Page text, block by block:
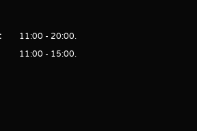
11:00 - 20:00
11:00 - 15:00